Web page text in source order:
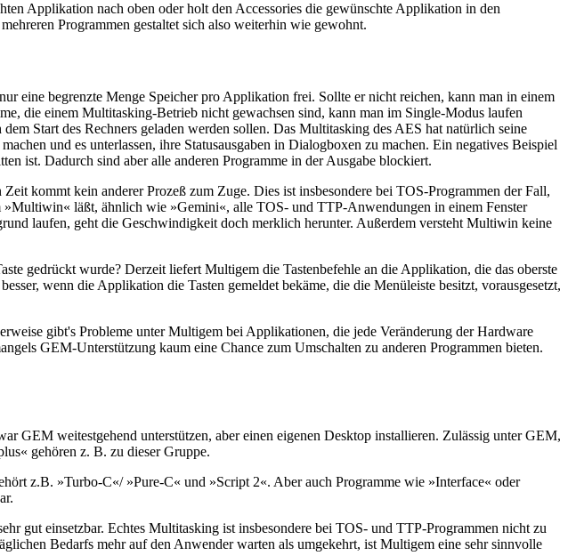
Applikation nach oben oder holt den Accessories die gewünschte Applikation in den
Programmen gestaltet sich also weiterhin wie gewohnt.
eine begrenzte Menge Speicher pro Applikation frei. Sollte er nicht reichen, kann man in einem
die einem Multitasking-Betrieb nicht gewachsen sind, kann man im Single-Modus laufen
Start des Rechners geladen werden sollen. Das Multitasking des AES hat natürlich seine
und es unterlassen, ihre Statusausgaben in Dialogboxen zu machen. Ein negatives Beispiel
ist. Dadurch sind aber alle anderen Programme in der Ausgabe blockiert.
kommt kein anderer Prozeß zum Zuge. Dies ist insbesondere bei TOS-Programmen der Fall,
läßt, ähnlich wie »Gemini«, alle TOS- und TTP-Anwendungen in einem Fenster
laufen, geht die Geschwindigkeit doch merklich herunter. Außerdem versteht Multiwin keine
gedrückt wurde? Derzeit liefert Multigem die Tastenbefehle an die Applikation, die das oberste
wenn die Applikation die Tasten gemeldet bekäme, die die Menüleiste besitzt, vorausgesetzt,
gibt's Probleme unter Multigem bei Applikationen, die jede Veränderung der Hardware
GEM-Unterstützung kaum eine Chance zum Umschalten zu anderen Programmen bieten.
GEM weitestgehend unterstützen, aber einen eigenen Desktop installieren. Zulässig unter GEM,
gehören z. B. zu dieser Gruppe.
z.B. »Turbo-C«/ »Pure-C« und »Script 2«. Aber auch Programme wie »Interface« oder
gut einsetzbar. Echtes Multitasking ist insbesondere bei TOS- und TTP-Programmen nicht zu
Bedarfs mehr auf den Anwender warten als umgekehrt, ist Multigem eine sehr sinnvolle